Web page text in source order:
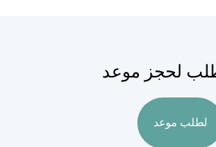
لحجز موعد
لطلب موعد